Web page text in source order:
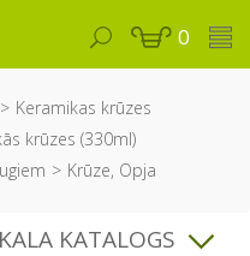
0
Keramikas krūzes
krūzes (330ml)
Krūze, Opja
KATALOGS